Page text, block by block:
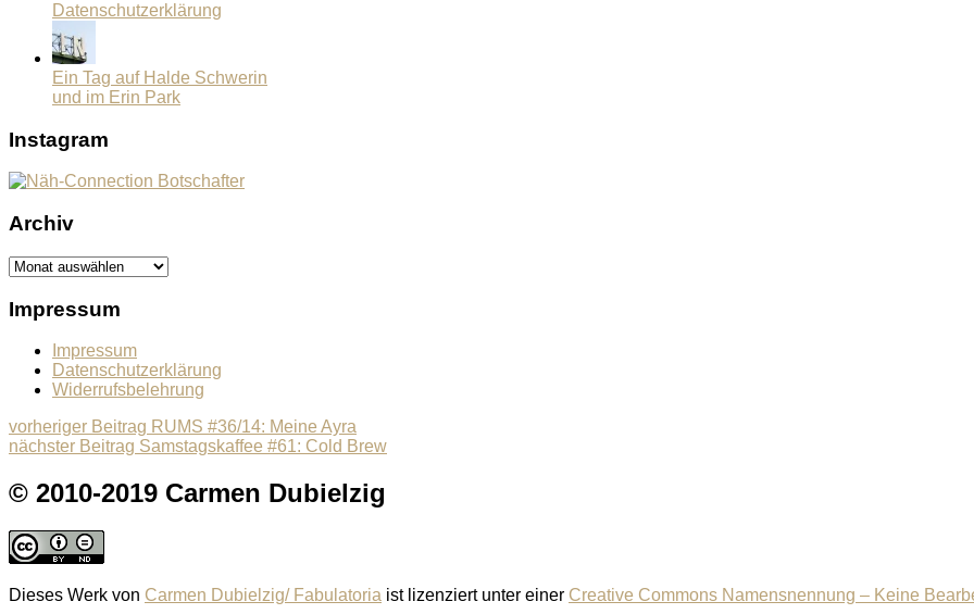
Datenschutzerklärung
Ein Tag auf Halde Schwerin
und im Erin Park
Instagram
Archiv
Archiv
Impressum
Impressum
Datenschutzerklärung
Widerrufsbelehrung
Beitragsnavigation
vorheriger Beitrag Previous
post:
RUMS #36/14: Meine Ayra
nächster Beitrag Next
Samstagskaffee #61: Cold Brew
© 2010-2019 Carmen Dubielzig
Dieses Werk von Carmen Dubielzig/ Fabulatoria ist lizenziert unter einer Creative Commons Namensnennung – Keine